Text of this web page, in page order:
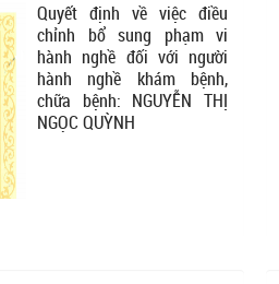
Quyết định về việc điều
chỉnh bổ sung phạm vi
hành nghề đối với người
hành nghề khám bệnh,
chữa bệnh: NGUYỄN THỊ
NGỌC QUỲNH